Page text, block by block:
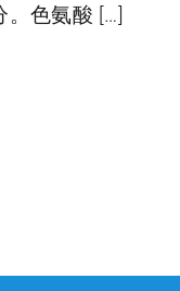
。色氨酸 […]